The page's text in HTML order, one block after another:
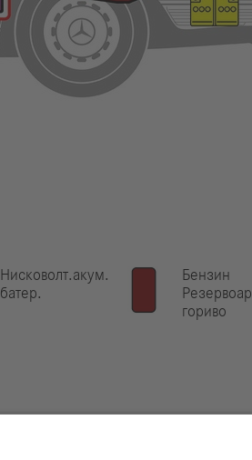
Нисковолт.акум.
батер.
Бензин
Резервоар
гориво